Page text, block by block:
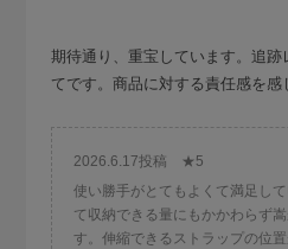
期待通り、重宝しています。追
てです。商品に対する責任感を感
2026.6.17投稿 ★5
使い勝手がとてもよくて満足し
て収納できる量にもかかわらず
す。伸縮できるストラップの位